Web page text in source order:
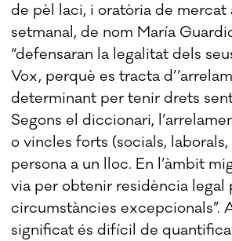
de pèl laci, i oratòria de mercat
setmanal, de nom María
“defensaran la legalitat dels
Vox, perquè es tracta
determinant per tenir drets
Segons el diccionari,
o vincles forts (socials, laborals,
persona a un lloc. En l’àmbit
via per obtenir residència legal
circumstàncies excepcionals”.
significat és difícil de